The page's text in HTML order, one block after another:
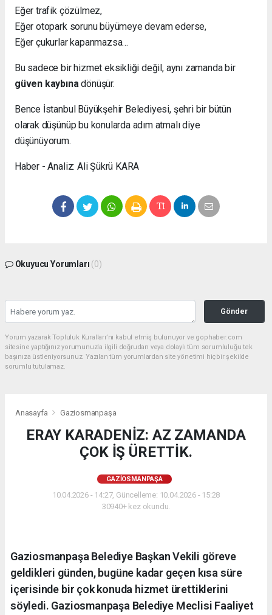
Eğer trafik çözülmez,
Eğer otopark sorunu büyümeye devam ederse,
Eğer çukurlar kapanmazsa…
Bu sadece bir hizmet eksikliği değil, aynı zamanda bir
güven kaybına dönüşür.
Bence İstanbul Büyükşehir Belediyesi, şehri bir bütün
olarak düşünüp bu konularda adım atmalı diye
düşünüyorum.
Haber - Analiz: Ali Şükrü KARA
Okuyucu Yorumları (0)
Gönder
Yorum yazarak Topluluk Kuralları’nı kabul etmiş bulunuyor ve gophaber.com
sitesine yaptığınız yorumunuzla ilgili doğrudan veya dolaylı tüm sorumluluğu tek
başınıza üstleniyorsunuz. Yazılan tüm yorumlardan site yönetimi hiçbir şekilde
sorumlu tutulamaz.
Anasayfa Gaziosmanpaşa
ERAY KARADENİZ: AZ ZAMANDA
ÇOK İŞ ÜRETTİK.
GAZIOSMANPAŞA
10.04.2026 - 14:27, Güncelleme: 10.04.2026 - 15:28
30940+ kez okundu.
Gaziosmanpaşa Belediye Başkan Vekili göreve
geldikleri günden, bugüne kadar geçen kısa süre
içerisinde bir çok konuda hizmet ürettiklerini
söyledi. Gaziosmanpaşa Belediye Meclisi Faaliyet